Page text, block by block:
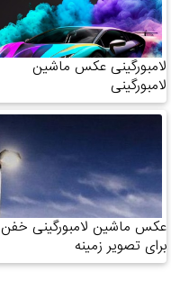
لامبورگینی عکس ماشین
لامبورگینی
عکس ماشین لامبورگینی خفن
برای تصویر زمینه